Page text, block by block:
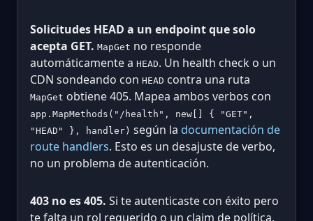
Solicitudes HEAD a un endpoint que solo
acepta GET. MapGet no responde
automáticamente a HEAD. Un health check o un
CDN sondeando con HEAD contra una ruta
MapGet obtiene 405. Mapea ambos verbos con
app.MapMethods("/health", new[] { "GET",
"HEAD" }, handler) según la documentación de
route handlers. Esto es un desajuste de verbo,
no un problema de autenticación.
403 no es 405. Si te autenticaste con éxito pero
te falta un rol requerido o un claim de política,